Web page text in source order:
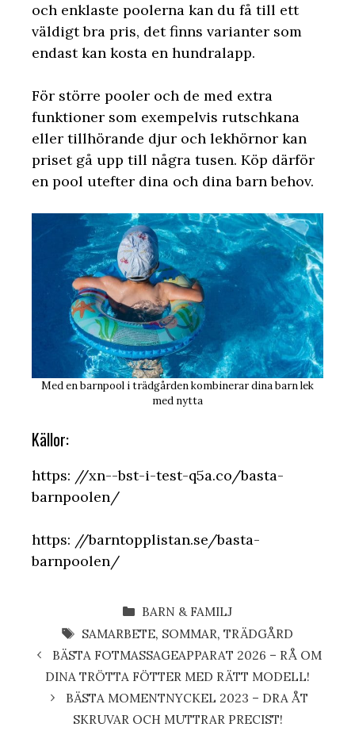
och enklaste poolerna kan du få till ett
väldigt bra pris, det finns varianter som
endast kan kosta en hundralapp.
För större pooler och de med extra
funktioner som exempelvis rutschkana
eller tillhörande djur och lekhörnor kan
priset gå upp till några tusen. Köp därför
en pool utefter dina och dina barn behov.
Med en barnpool i trädgården kombinerar dina barn lek
med nytta
Källor:
https: //xn--bst-i-test-q5a.co/basta-
barnpoolen/
https: //barntopplistan.se/basta-
barnpoolen/
KATEGORIER
BARN & FAMILJ
ETIKETTER
SAMARBETE, SOMMAR, TRÄDGÅRD
BÄSTA FOTMASSAGEAPPARAT 2026 – RÅ OM
DINA TRÖTTA FÖTTER MED RÄTT MODELL!
BÄSTA MOMENTNYCKEL 2023 – DRA ÅT
SKRUVAR OCH MUTTRAR PRECIST!